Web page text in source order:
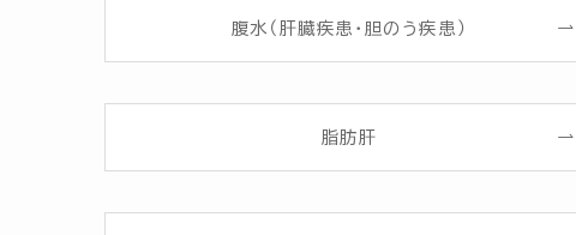
腹水（肝臓疾患・胆のう疾患）
脂肪肝